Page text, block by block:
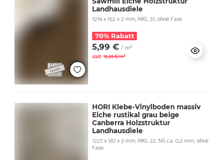
Landhausdiele
1219 x 152 x 2 mm, NKL 31, ohne Fase
70% Rabatt
5,99 € / m²
statt 19,99 €/m²
HORI Klebe-Vinylboden massiv
Eiche rustikal grau beige
Canberra Holzstruktur
Landhausdiele
1227 x 187 x 3 mm, NKL 22, NS ca. 0,2 mm, ohne
Fase